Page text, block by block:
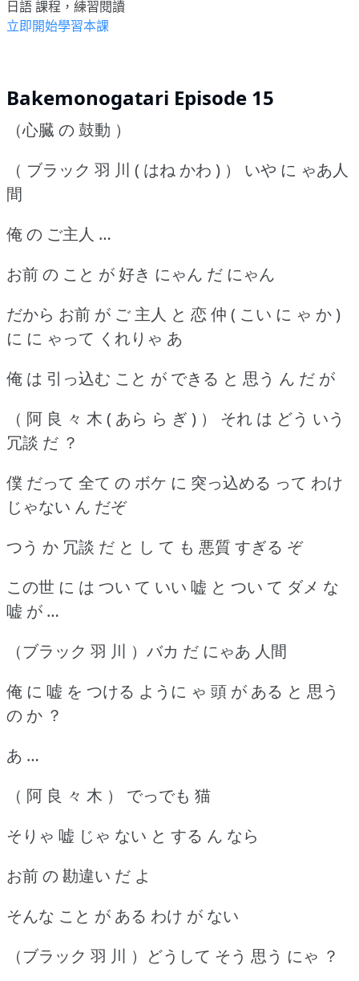
日語 課程，練習閱讀
立即開始學習本課
Bakemonogatari Episode 15
（心臓 の 鼓動 ）
（ ブラック 羽 川 ( はね かわ ) ） いや に ゃあ人
間
俺 の ご主人 …
お前 の こと が 好き にゃん だ にゃん
だから お前 が ご 主人 と 恋 仲 ( こい に ゃ か )
に に ゃって くれりゃ あ
俺 は 引っ込む こと が できる と 思う ん だ が
（ 阿 良 々 木 ( あら ら ぎ ) ） それ は どう いう
冗談 だ ？
僕 だって 全て の ボケ に 突っ込める って わけ
じゃない ん だぞ
つう か 冗談 だ と し て も 悪質 すぎる ぞ
この世 に は つい て いい 嘘 と つい て ダメ な
嘘 が …
（ブラック 羽 川 ）バカ だ にゃあ 人間
俺 に 嘘 を つける ように ゃ 頭 が ある と 思う
の か ？
あ …
（ 阿 良 々 木 ） でっでも 猫
そりゃ 嘘 じゃ ない と する ん なら
お前 の 勘違い だ よ
そんな こと が ある わけ が ない
（ブラック 羽 川 ）どうして そう 思う にゃ ？